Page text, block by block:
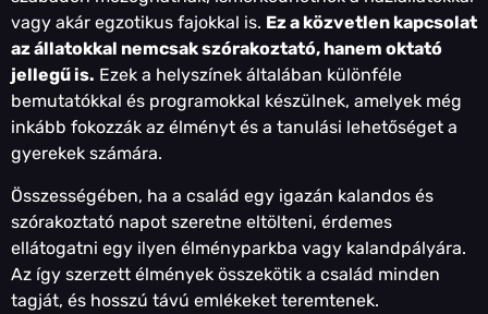
vagy akár egzotikus fajokkal is. Ez a közvetlen kapcsolat
az állatokkal nemcsak szórakoztató, hanem oktató
jellegű is. Ezek a helyszínek általában különféle
bemutatókkal és programokkal készülnek, amelyek még
inkább fokozzák az élményt és a tanulási lehetőséget a
gyerekek számára.
Összességében, ha a család egy igazán kalandos és
szórakoztató napot szeretne eltölteni, érdemes
ellátogatni egy ilyen élményparkba vagy kalandpályára.
Az így szerzett élmények összekötik a család minden
tagját, és hosszú távú emlékeket teremtenek.